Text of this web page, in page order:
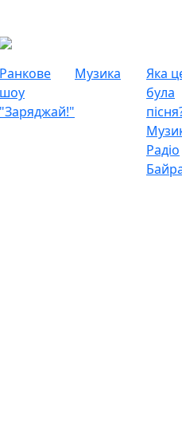
Ранкове
шоу
"Заряджай!"
Музика
Яка
була
Радіо